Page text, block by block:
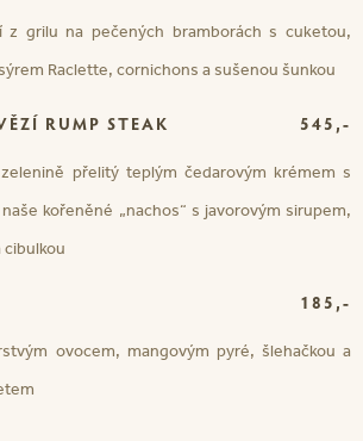
grilu na pečených bramborách s cuketou,
Raclette, cornichons a sušenou šunkou
RUMP STEAK
přelitý teplým čedarovým krémem s
kořeněné „nachos“ s javorovým sirupem,
545,-
ovocem, mangovým pyré, šlehačkou a
185,-